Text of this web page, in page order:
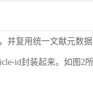
并复用统一文献元数
id封装起来。如图2所